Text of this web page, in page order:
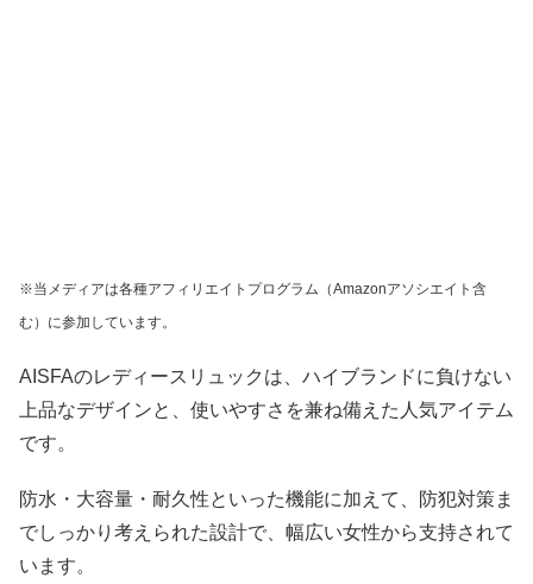
※当メディアは各種アフィリエイトプログラム（Amazonアソシエイト含
む）に参加しています。
AISFAのレディースリュックは、ハイブランドに負けない
上品なデザインと、使いやすさを兼ね備えた人気アイテム
です。
防水・大容量・耐久性といった機能に加えて、防犯対策ま
でしっかり考えられた設計で、幅広い女性から支持されて
います。